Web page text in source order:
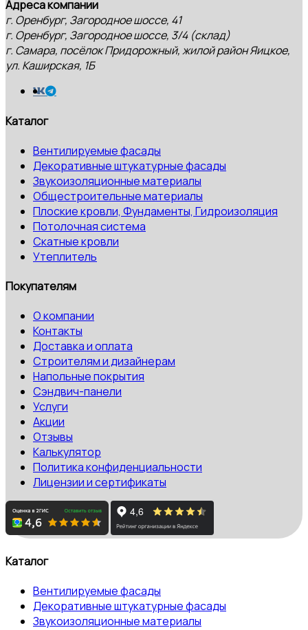
Адреса компании
г. Оренбург, Загородное шоссе, 41
г. Оренбург, Загородное шоссе, 3/4 (склад)
г. Самара, посёлок Придорожный, жилой район Яицкое,
ул. Каширская, 1Б
Каталог
Вентилируемые фасады
Декоративные штукатурные фасады
Звукоизоляционные материалы
Общестроительные материалы
Плоские кровли, Фундаменты, Гидроизоляция
Потолочная система
Скатные кровли
Утеплитель
Покупателям
О компании
Контакты
Доставка и оплата
Строителям и дизайнерам
Напольные покрытия
Сэндвич-панели
Услуги
Акции
Отзывы
Калькулятор
Политика конфиденциальности
Лицензии и сертификаты
Каталог
Вентилируемые фасады
Декоративные штукатурные фасады
Звукоизоляционные материалы